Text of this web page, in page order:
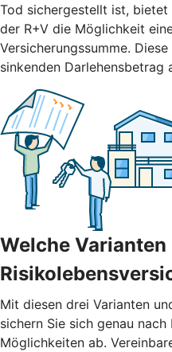
Tod sichergestellt ist, bietet
der R+V die Möglichkeit
Versicherungssumme.
sinkenden Darlehensbetrag
Welche Varianten
Mit diesen drei Varianten
sichern Sie sich genau nach
Möglichkeiten ab.